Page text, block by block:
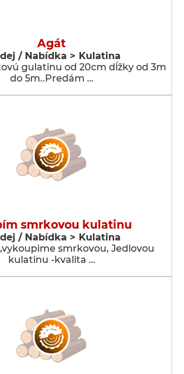
Agát
/ Nabídka > Kulatina
gulatinu od 20cm dĺžky od 3m
do 5m..Predám …
smrkovou kulatinu
/ Nabídka > Kulatina
smrkovou, Jedlovou
kulatinu -kvalita …